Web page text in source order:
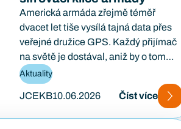
Americká armáda zřejmě téměř
dvacet let tiše vysílá tajná data přes
veřejné družice GPS. Každý přijímač
na světě je dostával, aniž by o tom
kdokoliv…
Aktuality
JCEKB10.06.2026 Číst více